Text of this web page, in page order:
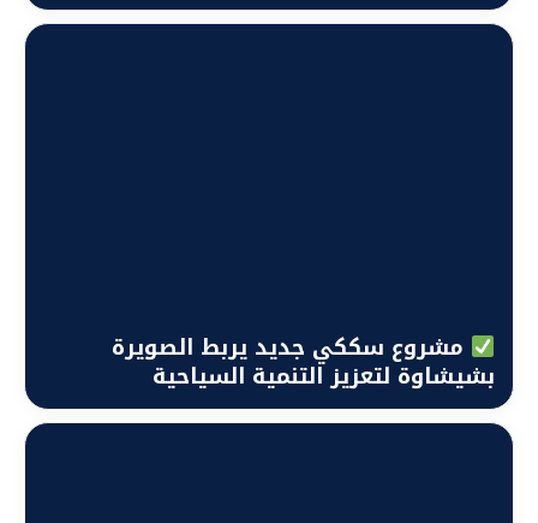
مشروع سككي جديد يربط الصويرة
بشيشاوة لتعزيز التنمية السياحية
والاقتصادية